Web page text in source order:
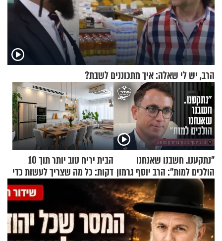
הרב, יש לי שאלה: איך מתכוננים לשבת?
"נתקענו. חשבנו שאנחנו
הולכים למות": הרב יוסף גרמון
בריאיון מרתק
הבית יריח טוב יותר תוך 10
דקות: כל מה שצריך לעשות כדי
לרענן את הבית